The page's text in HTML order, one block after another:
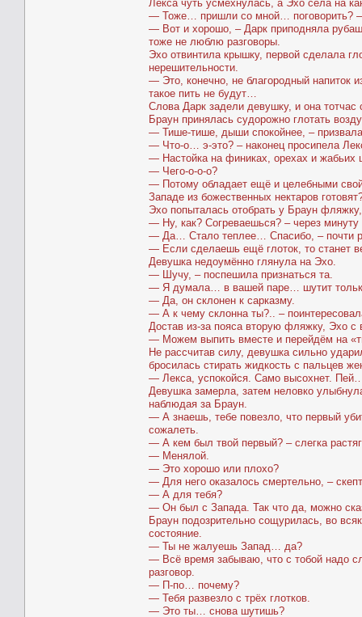
Лекса чуть усмехнулась, а Эхо села на
— Тоже… пришли со мной… поговорить?
— Вот и хорошо, – Дарк приподняла
тоже не люблю разговоры.
Эхо отвинтила крышку, первой сделала
нерешительности.
— Это, конечно, не благородный напиток
такое пить не будут…
Слова Дарк задели девушку, и она
Браун принялась судорожно глотать
— Тише-тише, дыши спокойнее, –
— Что-о… э-это? – наконец просипела
— Настойка на финиках, орехах и жабьих
— Чего-о-о-о?
— Потому обладает ещё и целебными
Западе из божественных нектаров
Эхо попыталась отобрать у Браун
— Ну, как? Согреваешься? – через
— Да… Стало теплее… Спасибо, – почти
— Если сделаешь ещё глоток, то станет
Девушка недоумённо глянула на Эхо.
— Шучу, – поспешила признаться та.
— Я думала… в вашей паре… шутит
— Да, он склонен к сарказму.
— А к чему склонна ты?.. –
Достав из-за пояса вторую фляжку, Эхо с
— Можем выпить вместе и перейдём на
Не рассчитав силу, девушка сильно
бросилась стирать жидкость с пальцев
— Лекса, успокойся. Само высохнет.
Девушка замерла, затем неловко
наблюдая за Браун.
— А знаешь, тебе повезло, что первый
сожалеть.
— А кем был твой первый? – слегка
— Менялой.
— Это хорошо или плохо?
— Для него оказалось смертельно, –
— А для тебя?
— Он был с Запада. Так что да, можно
Браун подозрительно сощурилась, во
состояние.
— Ты не жалуешь Запад… да?
— Всё время забываю, что с тобой надо
разговор.
— П-по… почему?
— Тебя развезло с трёх глотков.
— Это ты… снова шутишь?